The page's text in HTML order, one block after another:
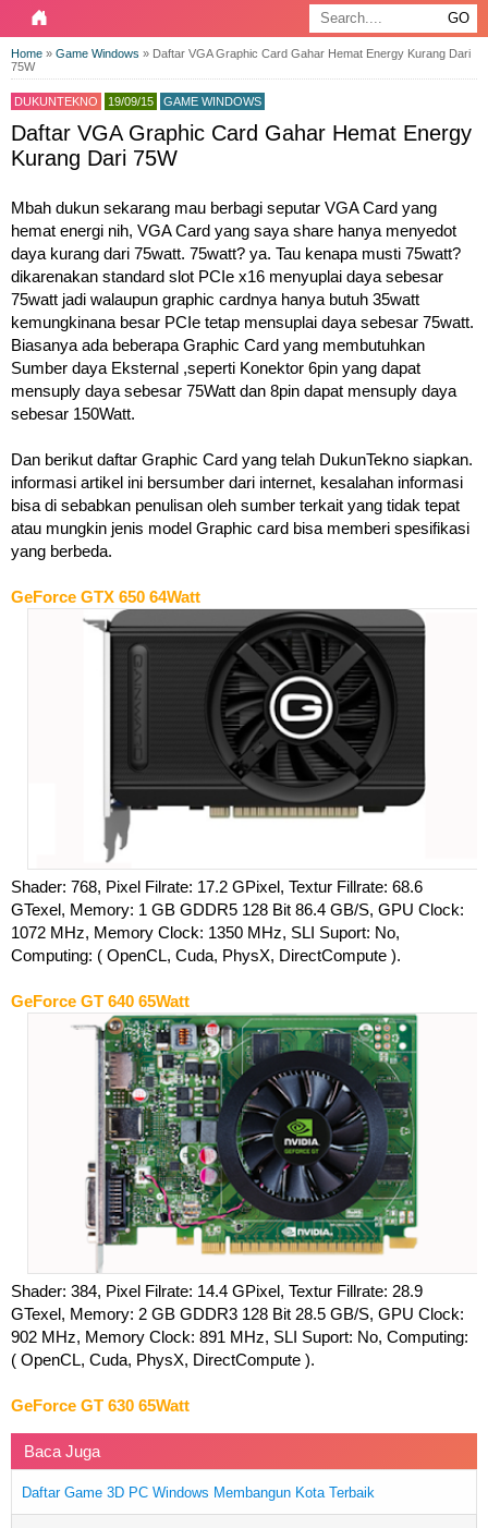
Home » Game Windows » Daftar VGA Graphic Card Gahar Hemat Energy Kurang Dari
75W
DUKUNTEKNO 19/09/15 GAME WINDOWS
Daftar VGA Graphic Card Gahar Hemat Energy
Kurang Dari 75W
Mbah dukun sekarang mau berbagi seputar VGA Card yang
hemat energi nih, VGA Card yang saya share hanya menyedot
daya kurang dari 75watt. 75watt? ya. Tau kenapa musti 75watt?
dikarenakan standard slot PCIe x16 menyuplai daya sebesar
75watt jadi walaupun graphic cardnya hanya butuh 35watt
kemungkinana besar PCIe tetap mensuplai daya sebesar 75watt.
Biasanya ada beberapa Graphic Card yang membutuhkan
Sumber daya Eksternal ,seperti Konektor 6pin yang dapat
mensuply daya sebesar 75Watt dan 8pin dapat mensuply daya
sebesar 150Watt.
Dan berikut daftar Graphic Card yang telah DukunTekno siapkan.
informasi artikel ini bersumber dari internet, kesalahan informasi
bisa di sebabkan penulisan oleh sumber terkait yang tidak tepat
atau mungkin jenis model Graphic card bisa memberi spesifikasi
yang berbeda.
GeForce GTX 650 64Watt
Shader: 768, Pixel Filrate: 17.2 GPixel, Textur Fillrate: 68.6
GTexel, Memory: 1 GB GDDR5 128 Bit 86.4 GB/S, GPU Clock:
1072 MHz, Memory Clock: 1350 MHz, SLI Suport: No,
Computing: ( OpenCL, Cuda, PhysX, DirectCompute ).
GeForce GT 640 65Watt
Shader: 384, Pixel Filrate: 14.4 GPixel, Textur Fillrate: 28.9
GTexel, Memory: 2 GB GDDR3 128 Bit 28.5 GB/S, GPU Clock:
902 MHz, Memory Clock: 891 MHz, SLI Suport: No, Computing:
( OpenCL, Cuda, PhysX, DirectCompute ).
GeForce GT 630 65Watt
Baca Juga
Daftar Game 3D PC Windows Membangun Kota Terbaik